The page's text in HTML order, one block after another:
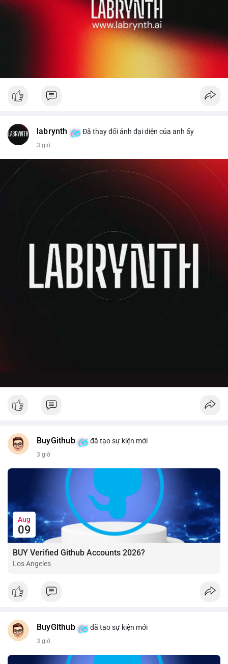
labrynth Đã thay đổi ảnh đại diện của anh ấy
3 giờ
BuyGithub đã tạo sự kiện mới
3 giờ
Aug
09
BUY Verified Github Accounts 2026?
Los Angeles
BuyGithub đã tạo sự kiện mới
3 giờ